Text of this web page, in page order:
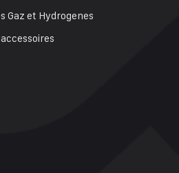
Gaz et Hydrogenes